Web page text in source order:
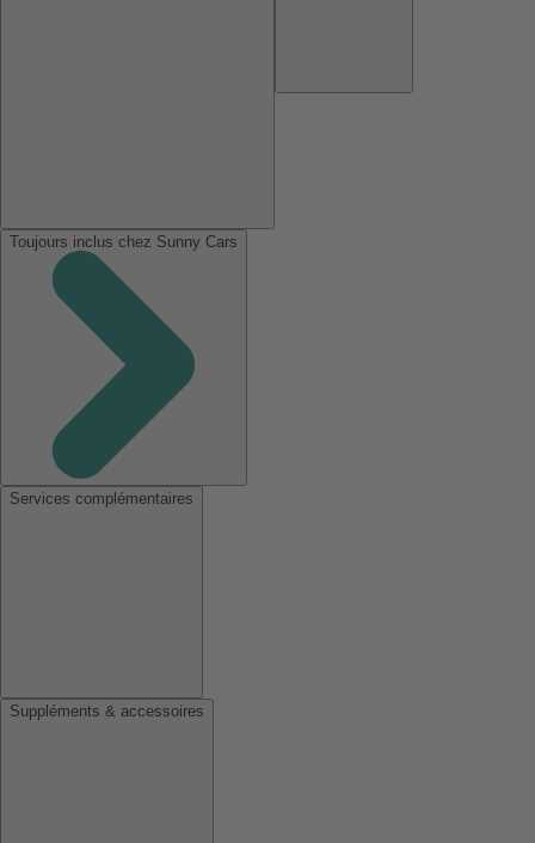
Toujours inclus chez Sunny Cars
Services complémentaires
Suppléments & accessoires